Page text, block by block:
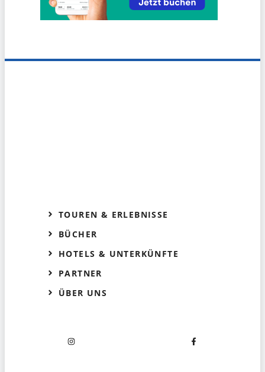
TOUREN & ERLEBNISSE
BÜCHER
HOTELS & UNTERKÜNFTE
PARTNER
ÜBER UNS